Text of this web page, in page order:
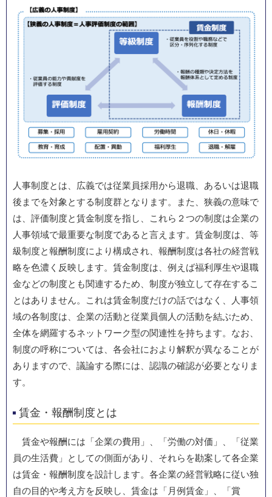
人事制度とは、広義では従業員採用から退職、あるいは退職
後までを対象とする制度群となります。また、狭義の意味で
は、評価制度と賃金制度を指し、これら２つの制度は企業の
人事領域で最重要な制度であると言えます。賃金制度は、等
級制度と報酬制度により構成され、報酬制度は各社の経営戦
略を色濃く反映します。賃金制度は、例えば福利厚生や退職
金などの制度とも関連するため、制度が独立して存在するこ
とはありません。これは賃金制度だけの話ではなく、人事領
域の各制度は、企業の活動と従業員個人の活動を結ぶため、
全体を網羅するネットワーク型の関連性を持ちます。なお、
制度の呼称については、各会社におより解釈が異なることが
ありますので、議論する際には、認識の確認が必要となりま
す。
賃金・報酬制度とは
賃金や報酬には「企業の費用」、「労働の対価」、「従業
員の生活費」としての側面があり、それらを勘案して各企業
は賃金・報酬制度を設計します。各企業の経営戦略に従い独
自の目的や考え方を反映し、賃金は「月例賃金」、「賞